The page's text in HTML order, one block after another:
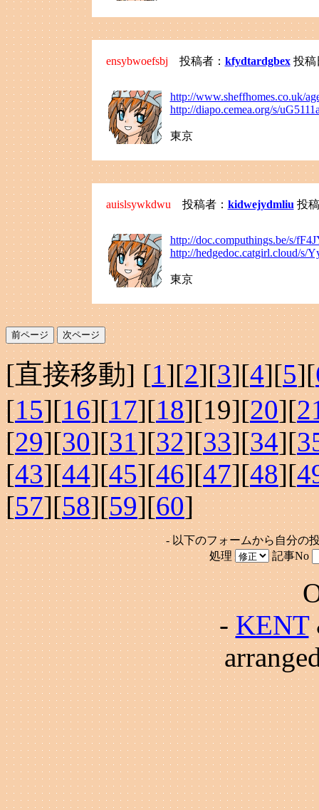
ensybwoefsbj 投稿者： kfydtardgbex投稿
http://www.sheffhomes.co.uk/
http://diapo.cemea.org/s/
東京
auislsywkdwu 投稿者： kidwejydmliu 投
http://doc.computhings.be/s/
http://hedgedoc.catgirl.cloud/s/
東京
[直接移動] [1][2][3][4][5][
[15][16][17][18][19][20][
[29][30][31][32][33][34][
[43][44][45][46][47][48][
[57][58][59][60]
- 以下のフォームから自分の
処理
記事No
-KENT